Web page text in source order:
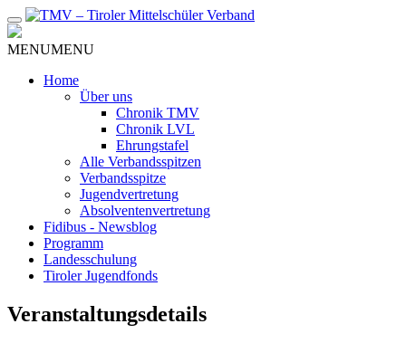
Zum
Inhalt
MENUMENU
Home
Über uns
Chronik TMV
Chronik LVL
Ehrungstafel
Alle Verbandsspitzen
Verbandsspitze
Jugendvertretung
Absolventenvertretung
Fidibus - Newsblog
Programm
Landesschulung
Tiroler Jugendfonds
Veranstaltungsdetails